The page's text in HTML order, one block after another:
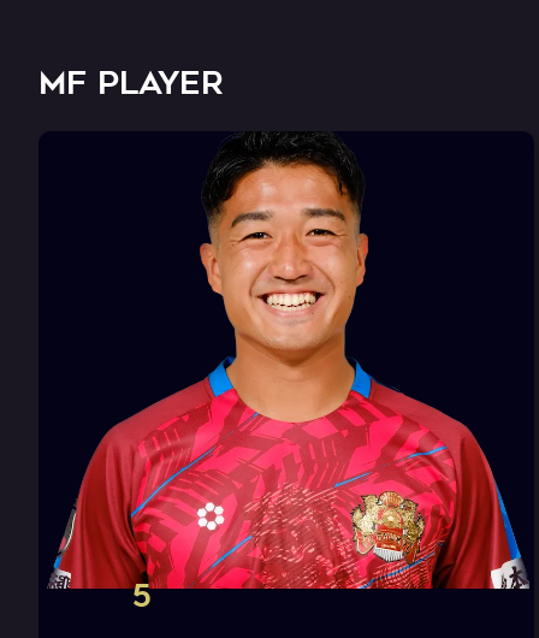
MF PLAYER
5